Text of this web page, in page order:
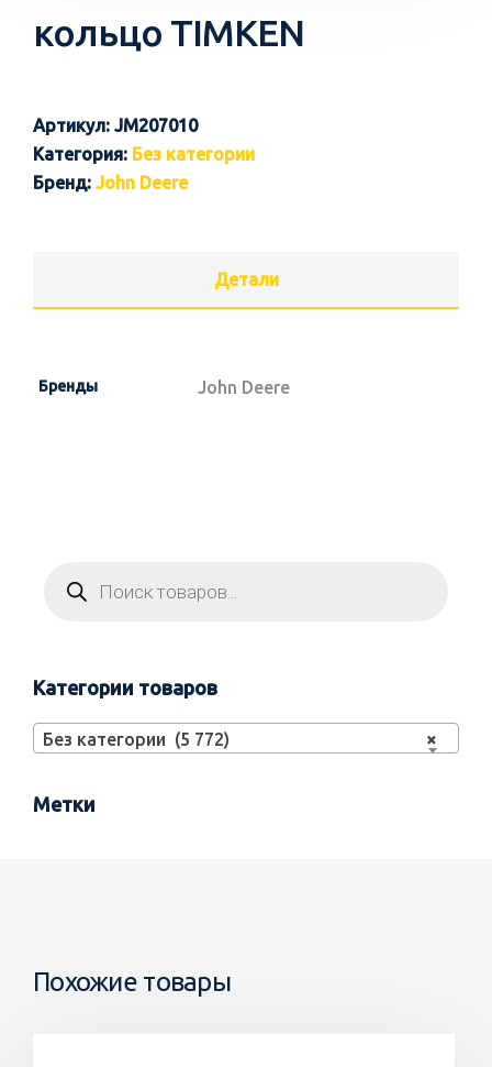
кольцо TIMKEN
Артикул: JM207010
Категория: Без категории
Бренд: John Deere
Детали
Бренды John Deere
Категории товаров
×
Без категории (5 772)
Метки
Похожие товары